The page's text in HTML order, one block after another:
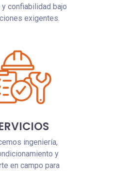
confiabilidad bajo
exigentes.
ingeniería,
y
en campo para